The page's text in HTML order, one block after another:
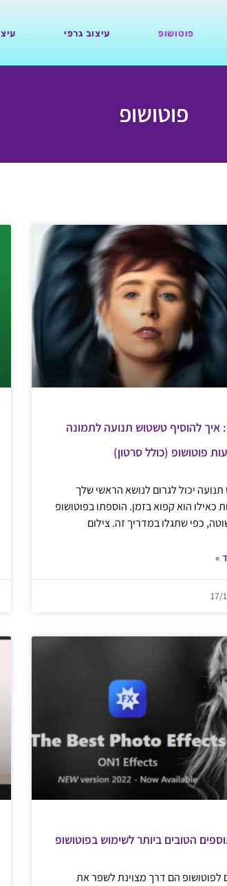
פוטושופ עיצוב גרפי
פוטושופ
איך להוסיף טשטוש תנועה לתמונה
פוטושופ (כולל סרטון)
יכול לגרום לנושא הראשי שלך
כאילו הוא קפוא בזמן. הוספתו בפוטושופ
כפי שתגלו במדריך זה. צילום
»
17/
לפוטושופ הם דרך מצוינת לשפר את